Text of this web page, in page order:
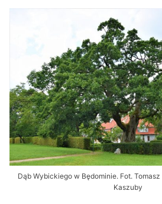
Dąb Wybickiego w Będominie. Fot.
Kaszuby